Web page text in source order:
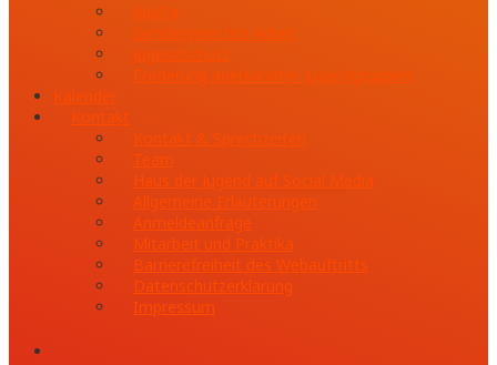
KiJuPa
Gendergerechte Arbeit
Jugendschutz
Förderung anerkannter Jugendgruppen
Kalender
Kontakt
Kontakt & Sprechzeiten
Team
Haus der Jugend auf Social Media
Allgemeine Erläuterungen
Anmeldeanfrage
Mitarbeit und Praktika
Barrierefreiheit des Webauftritts
Datenschutzerklärung
Impressum